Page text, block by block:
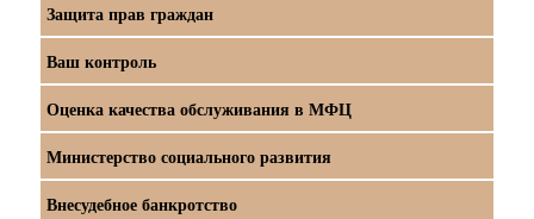
Защита прав граждан
Ваш контроль
Оценка качества обслуживания в МФЦ
Министерство социального развития
Внесудебное банкротство